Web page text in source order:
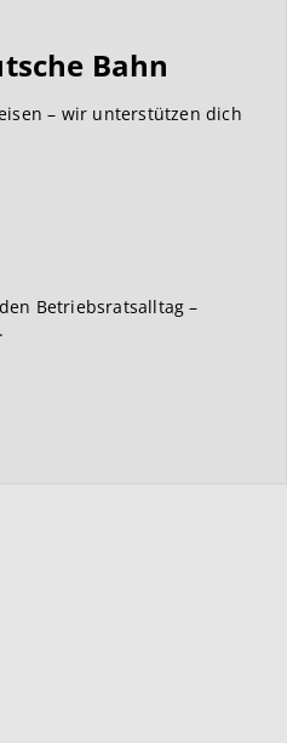
Bahn
– wir unterstützen dich
Betriebsratsalltag –